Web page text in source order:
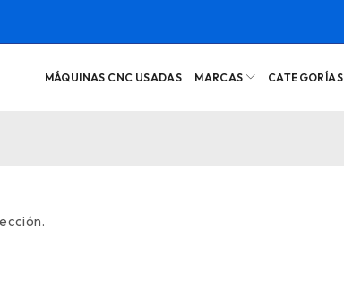
MÁQUINAS CNC USADAS MARCAS CATEGORÍAS